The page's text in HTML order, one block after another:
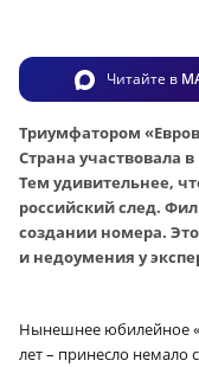
Читайте в
Триумфатором
Страна участвовала
Тем удивительнее,
российский след.
создании номера.
и недоумения у
Нынешнее юбилейное
лет – принесло